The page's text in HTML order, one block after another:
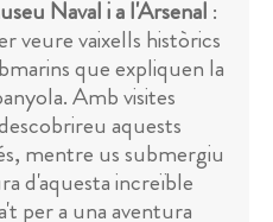
Naval i a l'Arsenal :
veure vaixells històrics
que expliquen la
Amb visites
aquests
mentre us submergiu
d'aquesta increïble
per a una aventura